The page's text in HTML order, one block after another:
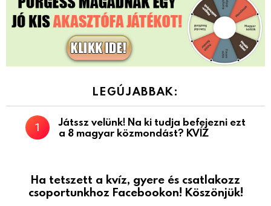
LEGÚJABBAK:
Játssz velünk! Na ki tudja befejezni ezt
a 8 magyar közmondást? KVÍZ
Ha tetszett a kvíz, gyere és csatlakozz
csoportunkhoz Facebookon! Köszönjük!